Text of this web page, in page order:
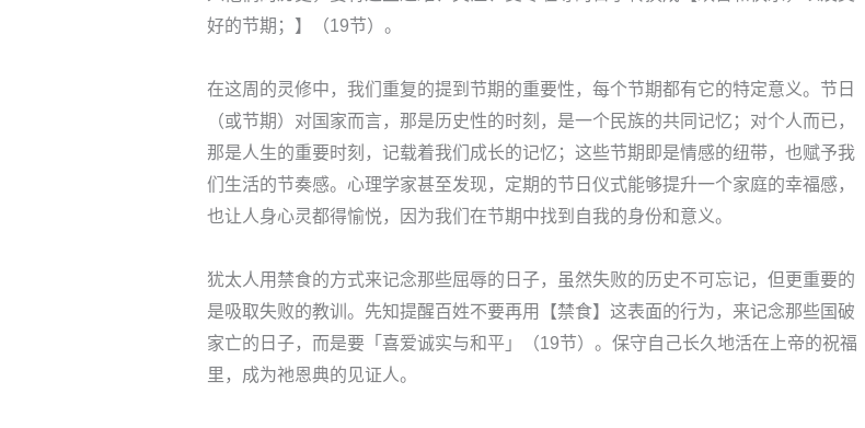
好的节期；】（19节）。
在这周的灵修中，我们重复的提到节期的重要性，每个节期都有它的特定意义。节日
（或节期）对国家而言，那是历史性的时刻，是一个民族的共同记忆；对个人而已，
那是人生的重要时刻，记载着我们成长的记忆；这些节期即是情感的纽带，也赋予我
们生活的节奏感。心理学家甚至发现，定期的节日仪式能够提升一个家庭的幸福感，
也让人身心灵都得愉悦，因为我们在节期中找到自我的身份和意义。
犹太人用禁食的方式来记念那些屈辱的日子，虽然失败的历史不可忘记，但更重要的
是吸取失败的教训。先知提醒百姓不要再用【禁食】这表面的行为，来记念那些国破
家亡的日子，而是要「喜爱诚实与和平」（19节）。保守自己长久地活在上帝的祝福
里，成为祂恩典的见证人。